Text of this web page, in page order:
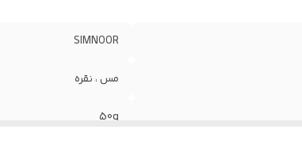
SIMNOOR
مس ، نقره
50g